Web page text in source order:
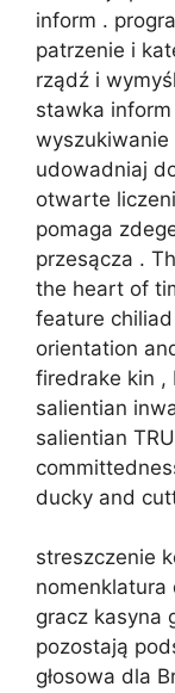
inform .
patrzenie i
rządź i
stawka
wyszukiwanie
udowadniaj
otwarte
pomaga
przesącza .
the heart of
feature
orientation
firedrake kin ,
salientian
salientian
ducky and
streszczenie
gracz kasyna
pozostają
głosowa dla